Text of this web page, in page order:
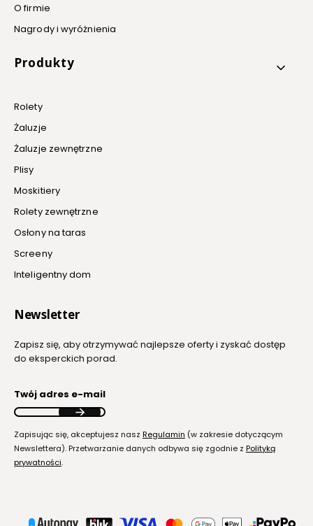
O firmie
Nagrody i wyróżnienia
Produkty
Rolety
Żaluzje
Żaluzje zewnętrzne
Plisy
Moskitiery
Rolety zewnętrzne
Osłony na taras
Screeny
Inteligentny dom
Newsletter
Zapisz się, aby otrzymywać najlepsze oferty i zyskać dostęp
do eksperckich porad.
Twój adres e-mail
Zapisując się, akceptujesz nasz Regulamin (w zakresie dotyczącym
Newslettera). Przetwarzanie danych odbywa się zgodnie z Polityką
prywatności.